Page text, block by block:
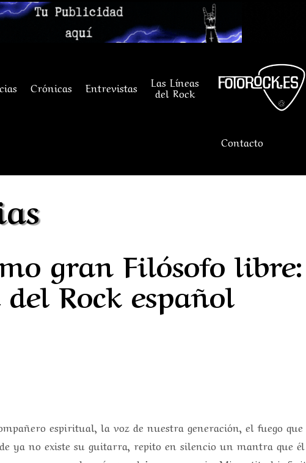
Crónicas Entrevistas Las Líneas
del Rock
Contacto
gran Filósofo
Rock español
espiritual, la voz de nuestra generación, el fuego
ya no existe su guitarra, repito en silencio un mantra que él